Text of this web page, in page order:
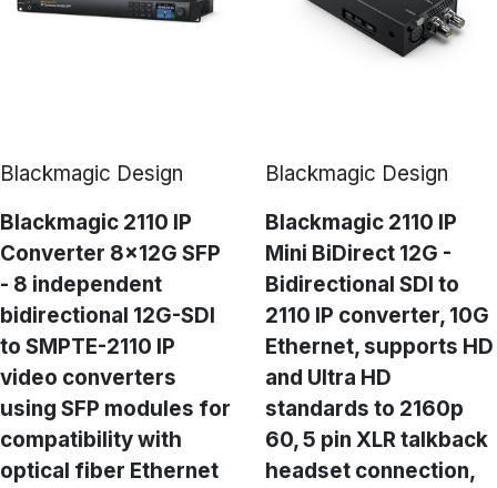
Blackmagic Design
Blackmagic 2110 IP
Converter 8x12G SFP
- 8 independent
bidirectional 12G-SDI
to SMPTE-2110 IP
video converters
using SFP modules for
compatibility with
optical fiber Ethernet
Blackmagic Design
Blackmagic 2110 IP
Mini BiDirect 12G -
Bidirectional SDI to
2110 IP converter, 10G
Ethernet, supports HD
and Ultra HD
standards to 2160p
60, 5 pin XLR talkback
headset connection,